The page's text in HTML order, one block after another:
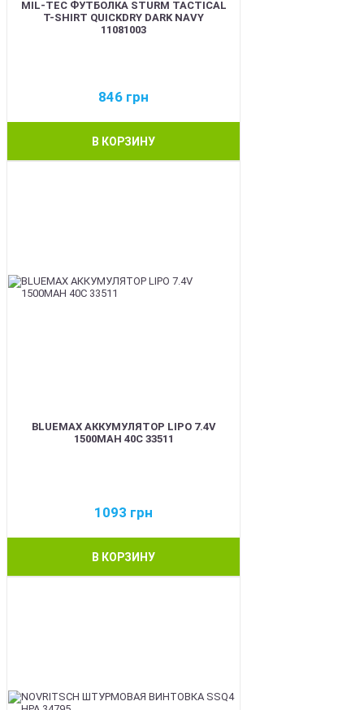
MIL-TEC ФУТБОЛКА STURM TACTICAL
T-SHIRT QUICKDRY DARK NAVY
11081003
846 грн
В КОРЗИНУ
BLUEMAX АККУМУЛЯТОР LIPO 7.4V
1500MAH 40C 33511
1093 грн
В КОРЗИНУ